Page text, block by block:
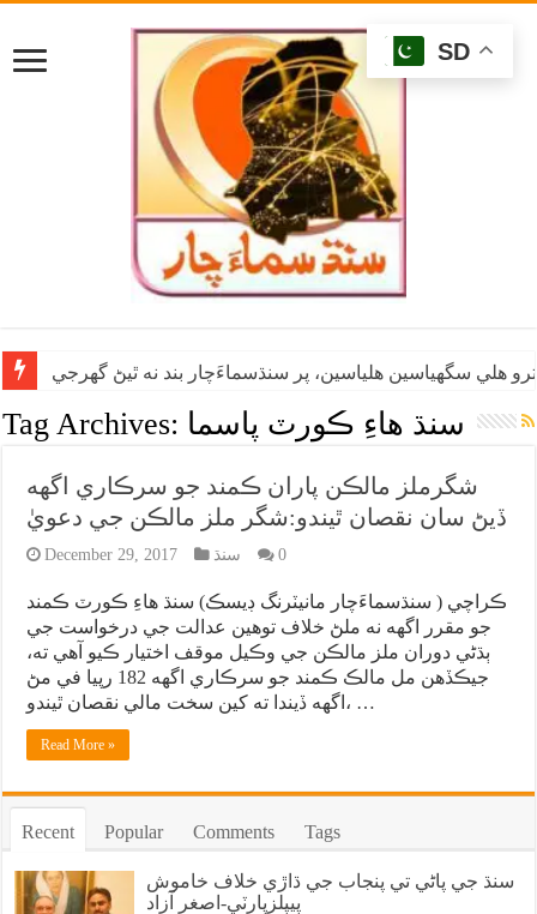
هلي سگهياسين هلياسين، پر سنڌسماءَچار بند نه ٿيڻ گهرجي
Tag Archives: سنڌ هاءِ ڪورٽ پاسما
شگرملز مالڪن پاران ڪمند جو سرڪاري اگهه
ڏيڻ سان نقصان ٿيندو:شگر ملز مالڪن جي دعويٰ
December 29, 2017 سنڌ 0
ڪراچي ( سنڌسماءَچار مانيٽرنگ ڊيسڪ) سنڌ هاءِ ڪورٽ ڪمند
جو مقرر اگهه نه ملڻ خلاف توهين عدالت جي درخواست جي
ٻڌڻي دوران ملز مالڪن جي وڪيل موقف اختيار ڪيو آهي ته،
جيڪڏهن مل مالڪ ڪمند جو سرڪاري اگهه 182 رپيا في مڻ
اگهه ڏيندا ته کين سخت مالي نقصان ٿيندو، …
Read More »
Recent Popular Comments Tags
سنڌ جي پاڻي تي پنجاب جي ڌاڙي خلاف خاموش
پيپلزپارٽي-اصغر آزاد
SD